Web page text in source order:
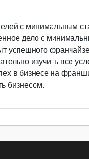
с минимальным
дело с
успешного
изучить все
в бизнесе на
бизнесом.